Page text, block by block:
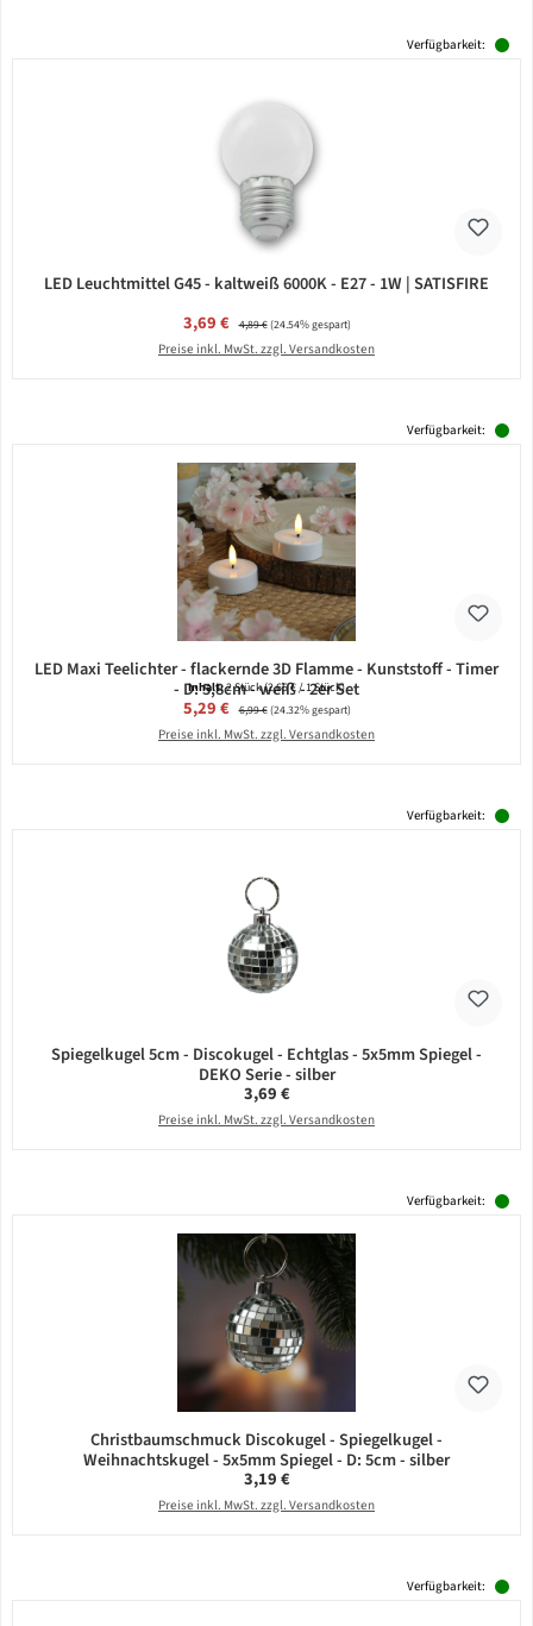
Verfügbarkeit:
LED Leuchtmittel G45 - kaltweiß 6000K - E27 - 1W | SATISFIRE
Verkaufspreis:
3,69 € Regulärer Preis:
4,89 €(24.54% gespart)
Preise inkl. MwSt. zzgl. Versandkosten
Verfügbarkeit:
LED Maxi Teelichter - flackernde 3D Flamme - Kunststoff - Timer
- D: 5,8cm - weiß - 2er Set
Inhalt:2 Stück(2,65 € / 1 Stück)
Verkaufspreis:
5,29 € Regulärer Preis:
6,99 €(24.32% gespart)
Preise inkl. MwSt. zzgl. Versandkosten
Verfügbarkeit:
Spiegelkugel 5cm - Discokugel - Echtglas - 5x5mm Spiegel -
DEKO Serie - silber
Regulärer Preis:
3,69 €
Preise inkl. MwSt. zzgl. Versandkosten
Verfügbarkeit:
Christbaumschmuck Discokugel - Spiegelkugel -
Weihnachtskugel - 5x5mm Spiegel - D: 5cm - silber
Regulärer Preis:
3,19 €
Preise inkl. MwSt. zzgl. Versandkosten
Verfügbarkeit: